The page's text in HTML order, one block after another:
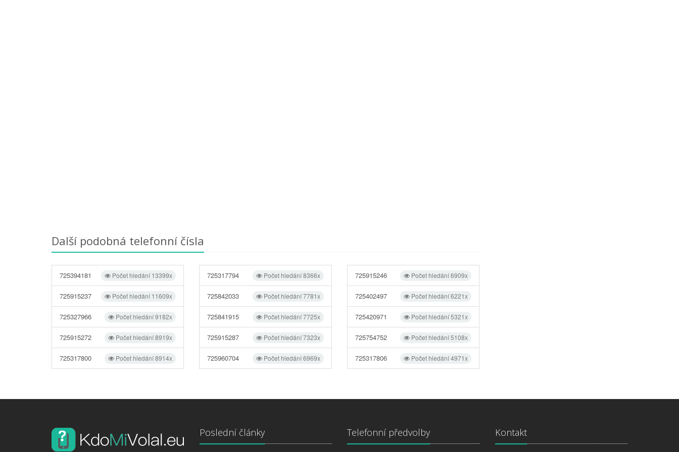
Další podobná telefonní čísla
Počet hledání 13399x
725394181
Počet hledání 11609x
725915237
Počet hledání 9182x
725327966
Počet hledání 8919x
725915272
Počet hledání 8914x
725317800
Počet hledání 8366x
725317794
Počet hledání 7781x
725842033
Počet hledání 7725x
725841915
Počet hledání 7323x
725915287
Počet hledání 6969x
725960704
Počet hledání 6909x
725915246
Počet hledání 6221x
725402497
Počet hledání 5321x
725420971
Počet hledání 5108x
725754752
Počet hledání 4971x
725317806
Poslední články Telefonní předvolby Kontakt